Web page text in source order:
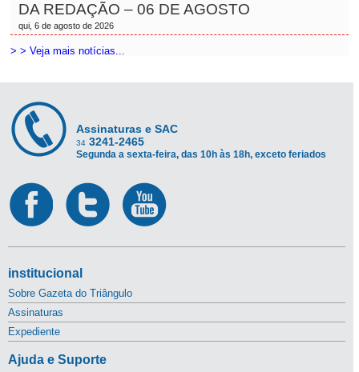
DA REDAÇÃO – 06 DE AGOSTO
qui, 6 de agosto de 2026
> > Veja mais notícias...
Assinaturas e SAC
34 3241-2465
Segunda a sexta-feira, das 10h às 18h, exceto feriados
institucional
Sobre Gazeta do Triângulo
Assinaturas
Expediente
Ajuda e Suporte